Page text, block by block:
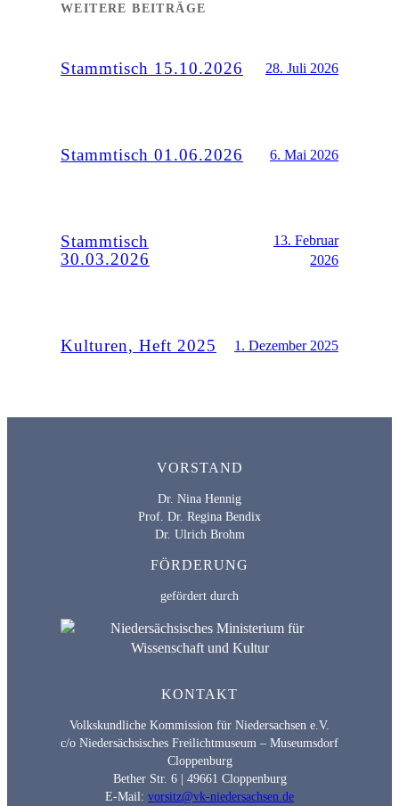
WEITERE BEITRÄGE
Stammtisch 15.10.2026 28. Juli 2026
Stammtisch 01.06.2026 6. Mai 2026
Stammtisch
30.03.2026
13. Februar
2026
Kulturen, Heft 2025 1. Dezember 2025
VORSTAND
Dr. Nina Hennig
Prof. Dr. Regina Bendix
Dr. Ulrich Brohm
FÖRDERUNG
gefördert durch
KONTAKT
Volkskundliche Kommission für Niedersachsen e.V.
c/o Niedersächsisches Freilichtmuseum – Museumsdorf
Cloppenburg
Bether Str. 6 | 49661 Cloppenburg
E-Mail: vorsitz@vk-niedersachsen.de